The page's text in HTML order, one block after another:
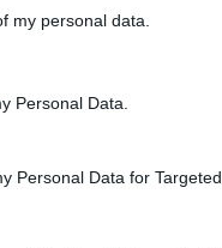
my personal data.
Personal Data.
Personal Data for Targeted